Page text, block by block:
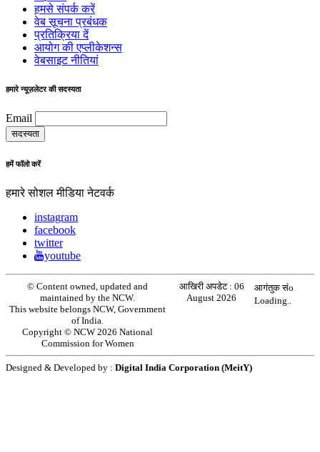
हमसे संपर्क करें
वेब सूचना प्रबंधक
प्रतिक्रिया दें
आयोग की एप्लीकेशन्स
वेबसाइट नीतियां
हमारे न्यूज़लेटर की सदस्यता
Email
हमें फॉलो करें
हमारे सोशल मीडिया नेटवर्क
instagram
facebook
twitter
youtube
© Content owned, updated and
maintained by the NCW.
This website belongs NCW, Government
of India.
Copyright © NCW 2026 National
Commission for Women
आखिरी अपडेट : 06
August 2026
आगंतुक संo
Loading..
Designed & Developed by : Digital India Corporation (MeitY)